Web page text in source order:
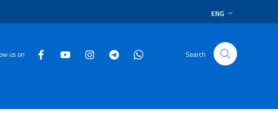
ENG
us on Search